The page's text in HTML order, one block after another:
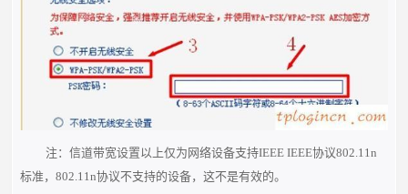
注：信道带宽设置以上仅为网络设备支持IEEE IEEE协议802.11n
标准，802.11n协议不支持的设备，这不是有效的。